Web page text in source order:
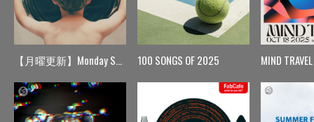
【月曜更新】Monday Spin 100 SONGS OF 2025 MIND TRAVEL